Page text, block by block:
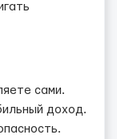
сами.
доход.